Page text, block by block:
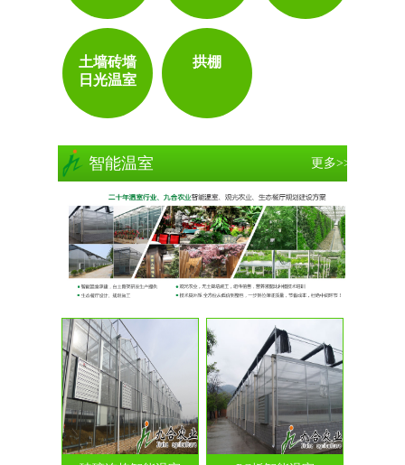
土墙砖墙
日光温室
拱棚
智能温室 更多>>